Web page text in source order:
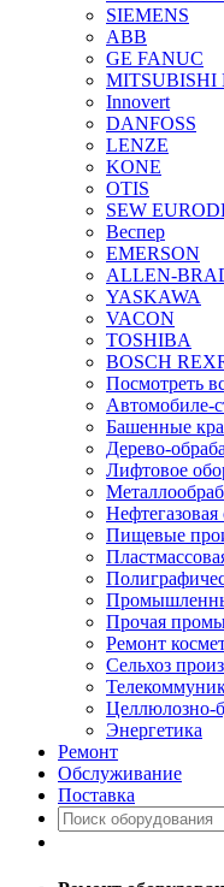
SIEMENS
ABB
GE FANUC
MITSUBISHI
Innovert
DANFOSS
LENZE
KONE
OTIS
SEW
Веспер
EMERSON
ALLEN-
YASKAWA
VACON
TOSHIBA
BOSCH
Посмотреть
Автомобиле-
Башенные
Дерево-
Лифтовое
Нефтегазовая
Пищевые
Прочая
Ремонт
Сельхоз
Целлюлозно-
Энергетика
Ремонт
Обслуживание
Поставка